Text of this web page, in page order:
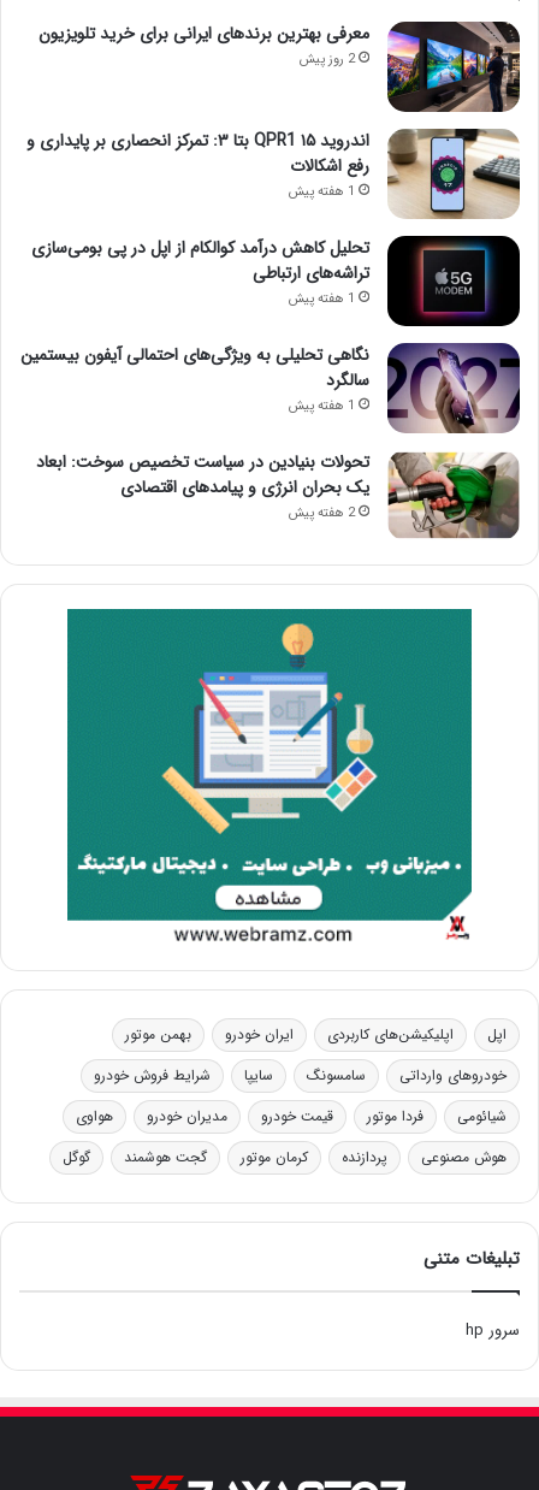
معرفی بهترین برندهای ایرانی برای خرید تلویزیون
2 روز پیش
اندروید ۱۵ QPR1 بتا ۳: تمرکز انحصاری بر پایداری و
رفع اشکالات
1 هفته پیش
تحلیل کاهش درآمد کوالکام از اپل در پی بومی‌سازی
تراشه‌های ارتباطی
1 هفته پیش
نگاهی تحلیلی به ویژگی‌های احتمالی آیفون بیستمین
سالگرد
1 هفته پیش
تحولات بنیادین در سیاست تخصیص سوخت: ابعاد
یک بحران انرژی و پیامدهای اقتصادی
2 هفته پیش
اپل اپلیکیشن‌های کاربردی ایران خودرو
بهمن موتور
خودروهای وارداتی
سامسونگ سایپا
شرایط فروش خودرو
شیائومی
فردا موتور قیمت خودرو مدیران خودرو
هواوی
هوش مصنوعی
پردازنده کرمان موتور گجت هوشمند گوگل
تبلیغات متنی
سرور hp